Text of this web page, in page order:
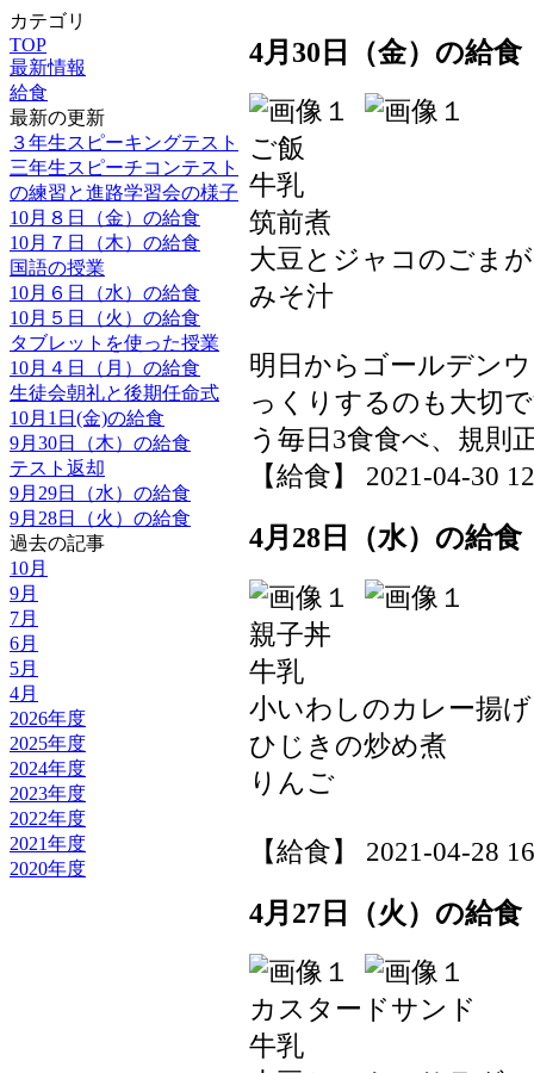
カテゴリ
TOP
最新情報
給食
最新の更新
３年生スピーキングテスト
三年生スピーチコンテスト
の練習と進路学習会の様子
10月８日（金）の給食
10月７日（木）の給食
国語の授業
10月６日（水）の給食
10月５日（火）の給食
タブレットを使った授業
10月４日（月）の給食
生徒会朝礼と後期任命式
10月1日(金)の給食
9月30日（木）の給食
テスト返却
9月29日（水）の給食
9月28日（火）の給食
過去の記事
10月
9月
7月
6月
5月
4月
2026年度
2025年度
2024年度
2023年度
2022年度
2021年度
2020年度
4月30日（金）の給食
ご飯
牛乳
筑前煮
大豆とジャコのごま
みそ汁
明日からゴールデン
っくりするのも大切
う毎日3食食べ、規則
【給食】 2021-04-30
4月28日（水）の給食
親子丼
牛乳
小いわしのカレー揚げ
ひじきの炒め煮
りんご
【給食】 2021-04-28
4月27日（火）の給食
カスタードサンド
牛乳